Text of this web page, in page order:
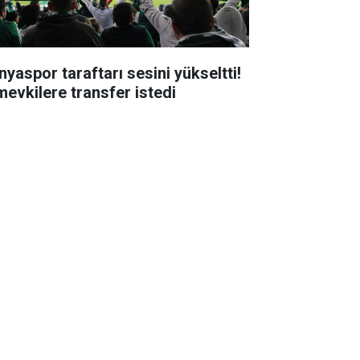
taraftarı sesini yükseltti!
transfer istedi